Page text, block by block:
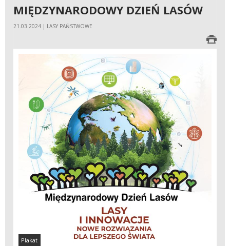
MIĘDZYNARODOWY DZIEŃ LASÓW
21.03.2024 | LASY PAŃSTWOWE
Plakat